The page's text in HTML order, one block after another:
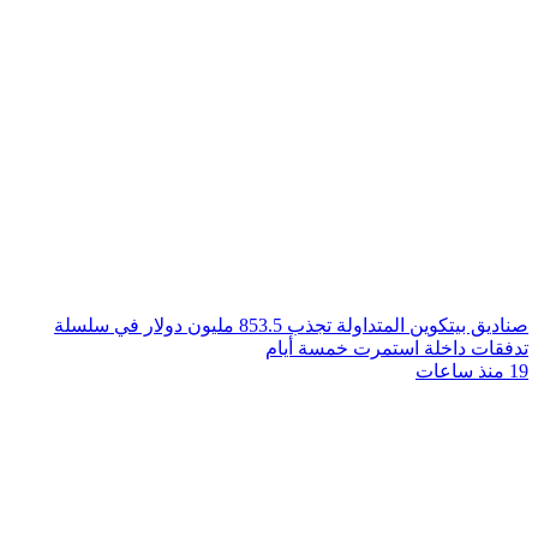
صناديق بيتكوين المتداولة تجذب 853.5 مليون دولار في سلسلة
تدفقات داخلة استمرت خمسة أيام
19 منذ ساعات